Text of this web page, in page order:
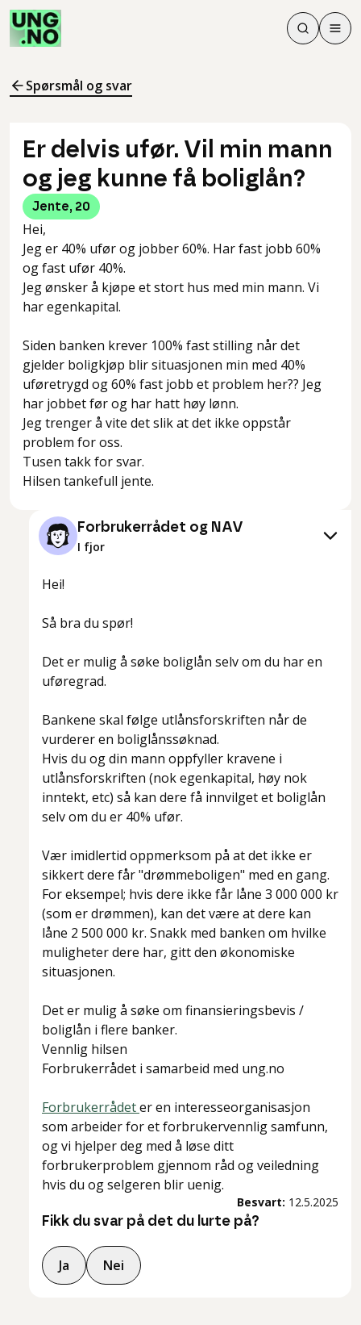
Søk
Søk
Meny
Spørsmål og svar
Er delvis ufør. Vil min mann
og jeg kunne få boliglån?
Jente, 20
Hei,
Jeg er 40% ufør og jobber 60%. Har fast jobb 60%
og fast ufør 40%.
Jeg ønsker å kjøpe et stort hus med min mann. Vi
har egenkapital.
Siden banken krever 100% fast stilling når det
gjelder boligkjøp blir situasjonen min med 40%
uføretrygd og 60% fast jobb et problem her?? Jeg
har jobbet før og har hatt høy lønn.
Jeg trenger å vite det slik at det ikke oppstår
problem for oss.
Tusen takk for svar.
Hilsen tankefull jente.
Forbrukerrådet og NAV
I fjor
Hei!
Så bra du spør!
Det er mulig å søke boliglån selv om du har en
uføregrad.
Bankene skal følge utlånsforskriften når de
vurderer en boliglånssøknad.
Hvis du og din mann oppfyller kravene i
utlånsforskriften (nok egenkapital, høy nok
inntekt, etc) så kan dere få innvilget et boliglån
selv om du er 40% ufør.
Vær imidlertid oppmerksom på at det ikke er
sikkert dere får "drømmeboligen" med en gang.
For eksempel; hvis dere ikke får låne 3 000 000 kr
(som er drømmen), kan det være at dere kan
låne 2 500 000 kr. Snakk med banken om hvilke
muligheter dere har, gitt den økonomiske
situasjonen.
Det er mulig å søke om finansieringsbevis /
boliglån i flere banker.
Vennlig hilsen
Forbrukerrådet i samarbeid med ung.no
Forbrukerrådeter en interesseorganisasjon
som arbeider for et forbrukervennlig samfunn,
og vi hjelper deg med å løse ditt
forbrukerproblem gjennom råd og veiledning
hvis du og selgeren blir uenig.
Besvart: 12.5.2025
Fikk du svar på det du lurte på?
Ja Nei